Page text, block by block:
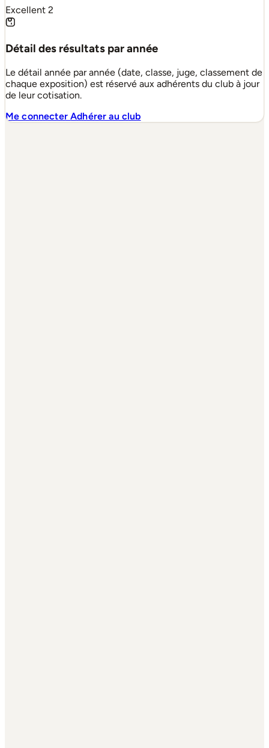
Excellent 2
Détail des résultats par année
Le détail année par année (date, classe, juge, classement de
chaque exposition) est réservé aux adhérents du club à jour
de leur cotisation.
Me connecterAdhérer au club